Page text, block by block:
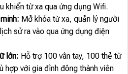
khiển từ xa qua ứng dụng Wifi.
Mở khóa từ xa, quản lý người
sử ra vào qua ứng dụng điện
lớn: Hỗ trợ 100 vân tay, 100 thẻ từ
hợp với gia đình đông thành viên